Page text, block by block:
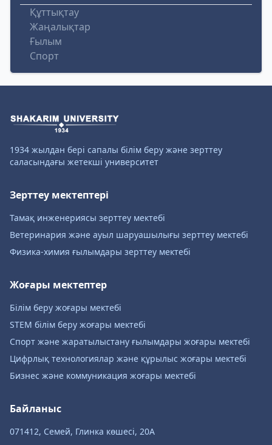
Құттықтау
Жаңалықтар
Ғылым
Спорт
1934 жылдан бері сапалы білім беру және зерттеу
саласындағы жетекші университет
Зерттеу мектептері
Тамақ инженериясы зерттеу мектебі
Ветеринария және ауыл шаруашылығы зерттеу мектебі
Физика-химия ғылымдары зерттеу мектебі
Жоғары мектептер
Білім беру жоғары мектебі
STEM білім беру жоғары мектебі
Спорт және жаратылыстану ғылымдары жоғары мектебі
Цифрлық технологиялар және құрылыс жоғары мектебі
Бизнес және коммуникация жоғары мектебі
Байланыс
071412, Семей, Глинка көшесі, 20А